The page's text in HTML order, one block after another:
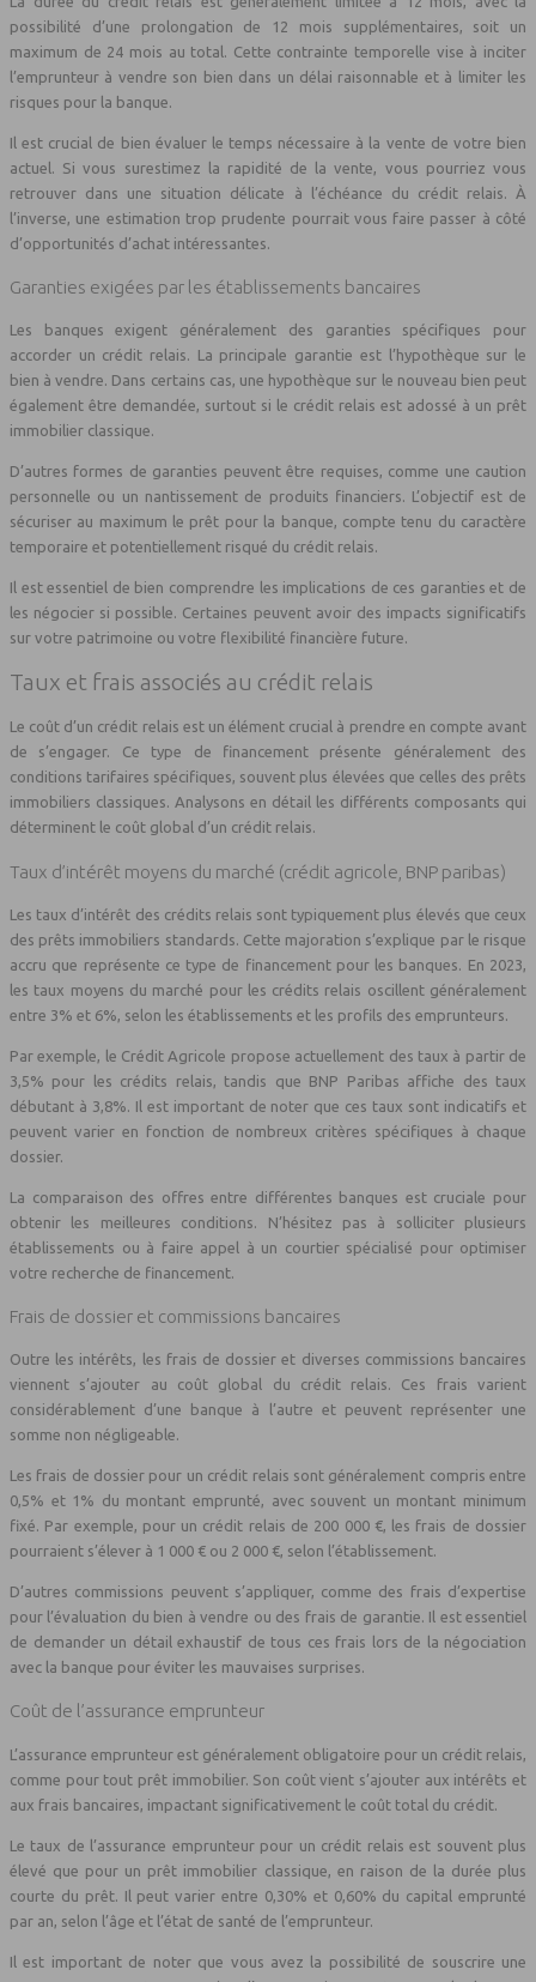
possibilité d’une prolongation de 12 mois supplémentaires, soit un
maximum de 24 mois au total. Cette contrainte temporelle vise à inciter
l’emprunteur à vendre son bien dans un délai raisonnable et à limiter les
risques pour la banque.
Il est crucial de bien évaluer le temps nécessaire à la vente de votre bien
actuel. Si vous surestimez la rapidité de la vente, vous pourriez vous
retrouver dans une situation délicate à l’échéance du crédit relais. À
l’inverse, une estimation trop prudente pourrait vous faire passer à côté
d’opportunités d’achat intéressantes.
Garanties exigées par les établissements bancaires
Les banques exigent généralement des garanties spécifiques pour
accorder un crédit relais. La principale garantie est l’hypothèque sur le
bien à vendre. Dans certains cas, une hypothèque sur le nouveau bien peut
également être demandée, surtout si le crédit relais est adossé à un prêt
immobilier classique.
D’autres formes de garanties peuvent être requises, comme une caution
personnelle ou un nantissement de produits financiers. L’objectif est de
sécuriser au maximum le prêt pour la banque, compte tenu du caractère
temporaire et potentiellement risqué du crédit relais.
Il est essentiel de bien comprendre les implications de ces garanties et de
les négocier si possible. Certaines peuvent avoir des impacts significatifs
sur votre patrimoine ou votre flexibilité financière future.
Taux et frais associés au crédit relais
Le coût d’un crédit relais est un élément crucial à prendre en compte avant
de s’engager. Ce type de financement présente généralement des
conditions tarifaires spécifiques, souvent plus élevées que celles des prêts
immobiliers classiques. Analysons en détail les différents composants qui
déterminent le coût global d’un crédit relais.
Taux d’intérêt moyens du marché (crédit agricole, BNP paribas)
Les taux d’intérêt des crédits relais sont typiquement plus élevés que ceux
des prêts immobiliers standards. Cette majoration s’explique par le risque
accru que représente ce type de financement pour les banques. En 2023,
les taux moyens du marché pour les crédits relais oscillent généralement
entre 3% et 6%, selon les établissements et les profils des emprunteurs.
Par exemple, le Crédit Agricole propose actuellement des taux à partir de
3,5% pour les crédits relais, tandis que BNP Paribas affiche des taux
débutant à 3,8%. Il est important de noter que ces taux sont indicatifs et
peuvent varier en fonction de nombreux critères spécifiques à chaque
dossier.
La comparaison des offres entre différentes banques est cruciale pour
obtenir les meilleures conditions. N’hésitez pas à solliciter plusieurs
établissements ou à faire appel à un courtier spécialisé pour optimiser
votre recherche de financement.
Frais de dossier et commissions bancaires
Outre les intérêts, les frais de dossier et diverses commissions bancaires
viennent s’ajouter au coût global du crédit relais. Ces frais varient
considérablement d’une banque à l’autre et peuvent représenter une
somme non négligeable.
Les frais de dossier pour un crédit relais sont généralement compris entre
0,5% et 1% du montant emprunté, avec souvent un montant minimum
fixé. Par exemple, pour un crédit relais de 200 000 €, les frais de dossier
pourraient s’élever à 1 000 € ou 2 000 €, selon l’établissement.
D’autres commissions peuvent s’appliquer, comme des frais d’expertise
pour l’évaluation du bien à vendre ou des frais de garantie. Il est essentiel
de demander un détail exhaustif de tous ces frais lors de la négociation
avec la banque pour éviter les mauvaises surprises.
Coût de l’assurance emprunteur
L’assurance emprunteur est généralement obligatoire pour un crédit relais,
comme pour tout prêt immobilier. Son coût vient s’ajouter aux intérêts et
aux frais bancaires, impactant significativement le coût total du crédit.
Le taux de l’assurance emprunteur pour un crédit relais est souvent plus
élevé que pour un prêt immobilier classique, en raison de la durée plus
courte du prêt. Il peut varier entre 0,30% et 0,60% du capital emprunté
par an, selon l’âge et l’état de santé de l’emprunteur.
Il est important de noter que vous avez la possibilité de souscrire une